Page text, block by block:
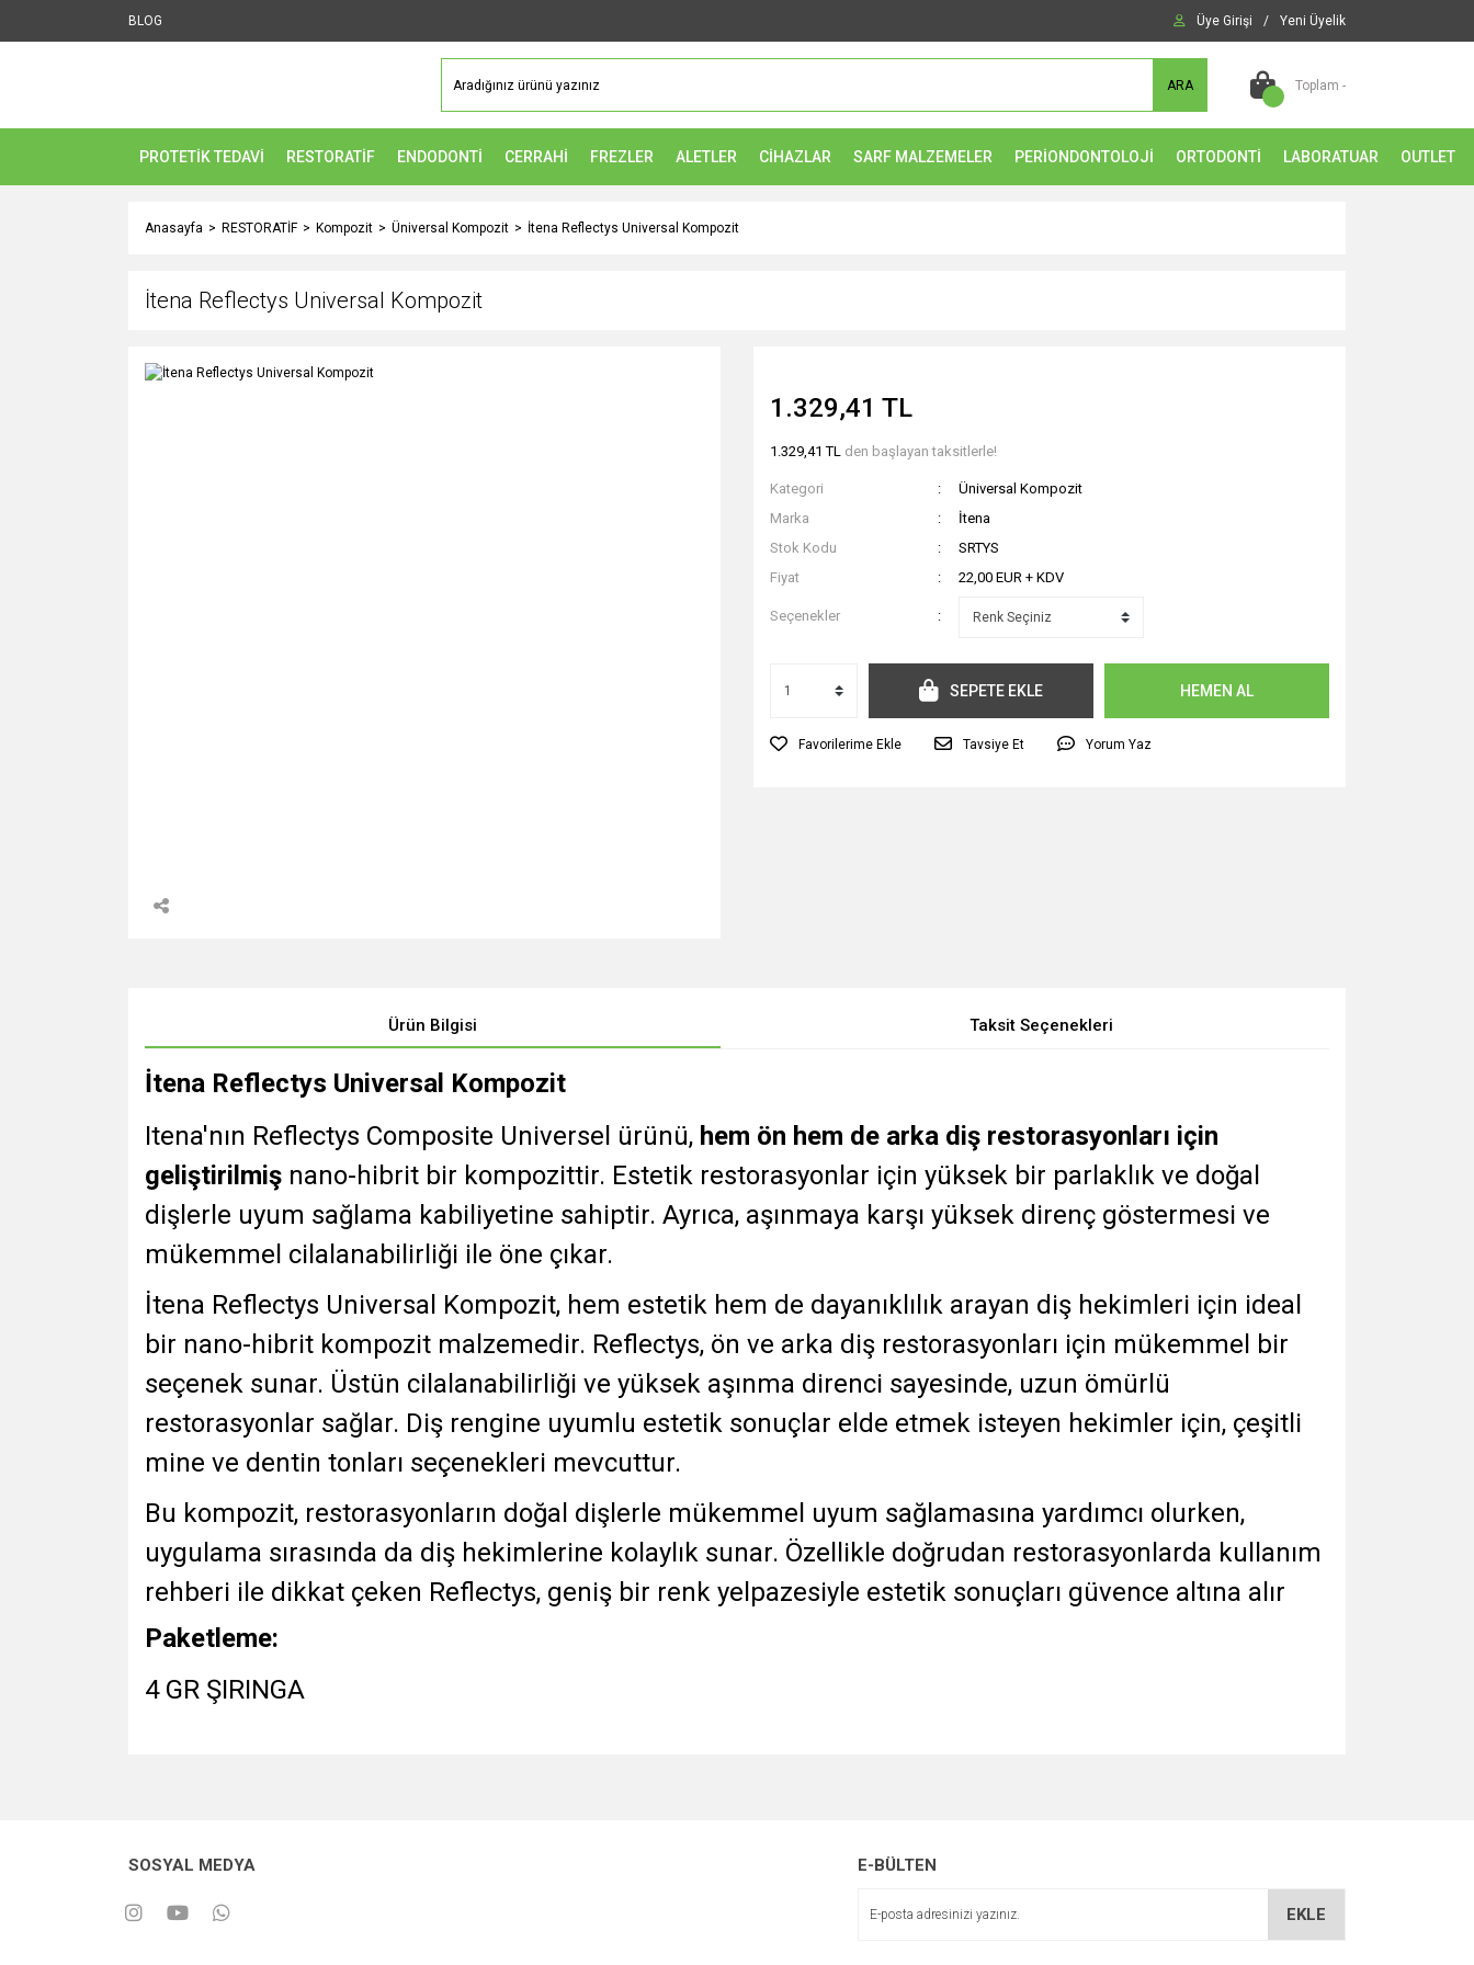
BLOG Üye Girişi / Yeni Üyelik
ARA Toplam -
PROTETİK TEDAVİ RESTORATİF ENDODONTİ CERRAHİ FREZLER ALETLER CİHAZLAR SARF MALZEMELER PERİONDONTOLOJİ ORTODONTİ LABORATUAR OUTLET
Anasayfa RESTORATİF Kompozit Üniversal Kompozit İtena Reflectys Universal Kompozit
İtena Reflectys Universal Kompozit
1.329,41 TL
1.329,41 TL den başlayan taksitlerle!
Kategori
Üniversal Kompozit
Marka
İtena
Stok Kodu
SRTYS
Fiyat
22,00 EUR + KDV
Seçenekler
SEPETE EKLE HEMEN AL
Tavsiye Et Yorum Yaz
Ürün Bilgisi Taksit Seçenekleri
İtena Reflectys Universal Kompozit
Itena'nın Reflectys Composite Universel ürünü, hem ön hem de arka diş restorasyonları için
geliştirilmiş nano-hibrit bir kompozittir. Estetik restorasyonlar için yüksek bir parlaklık ve doğal
dişlerle uyum sağlama kabiliyetine sahiptir. Ayrıca, aşınmaya karşı yüksek direnç göstermesi ve
mükemmel cilalanabilirliği ile öne çıkar.
İtena Reflectys Universal Kompozit, hem estetik hem de dayanıklılık arayan diş hekimleri için ideal
bir nano-hibrit kompozit malzemedir. Reflectys, ön ve arka diş restorasyonları için mükemmel bir
seçenek sunar. Üstün cilalanabilirliği ve yüksek aşınma direnci sayesinde, uzun ömürlü
restorasyonlar sağlar. Diş rengine uyumlu estetik sonuçlar elde etmek isteyen hekimler için, çeşitli
mine ve dentin tonları seçenekleri mevcuttur.
Bu kompozit, restorasyonların doğal dişlerle mükemmel uyum sağlamasına yardımcı olurken,
uygulama sırasında da diş hekimlerine kolaylık sunar. Özellikle doğrudan restorasyonlarda kullanım
rehberi ile dikkat çeken Reflectys, geniş bir renk yelpazesiyle estetik sonuçları güvence altına alır
Paketleme:
4 GR ŞIRINGA
SOSYAL MEDYA E-BÜLTEN
EKLE